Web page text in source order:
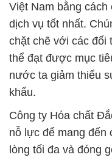
Việt Nam bằng
dịch vụ tốt nhất.
chặt chẽ với các đối
thể đạt được mục
nước ta giảm thiểu
khẩu.
Công ty Hóa chất
nỗ lực để mang đến
lòng tối đa và đóng